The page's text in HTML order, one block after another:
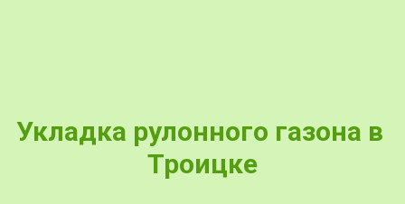
Укладка рулонного газона в
Троицке